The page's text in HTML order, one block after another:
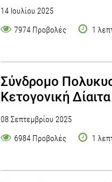
14 Ιουλίου 2025
7974 Προβολές
1
Σύνδρομο
Κετογονική
08 Σεπτεμβρίου 2025
6984 Προβολές
1